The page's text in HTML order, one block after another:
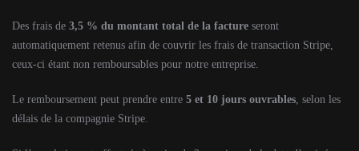
Des frais de 3,5 % du montant total de la facture seront
automatiquement retenus afin de couvrir les frais de transaction Stripe,
ceux-ci étant non remboursables pour notre entreprise.
Le remboursement peut prendre entre 5 et 10 jours ouvrables, selon les
délais de la compagnie Stripe.